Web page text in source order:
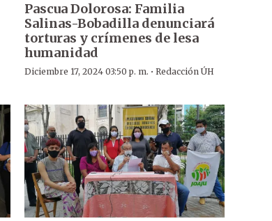
Pascua Dolorosa: Familia
Salinas-Bobadilla denunciará
torturas y crímenes de lesa
humanidad
Diciembre 17, 2024 03:50 p. m. · Redacción ÚH